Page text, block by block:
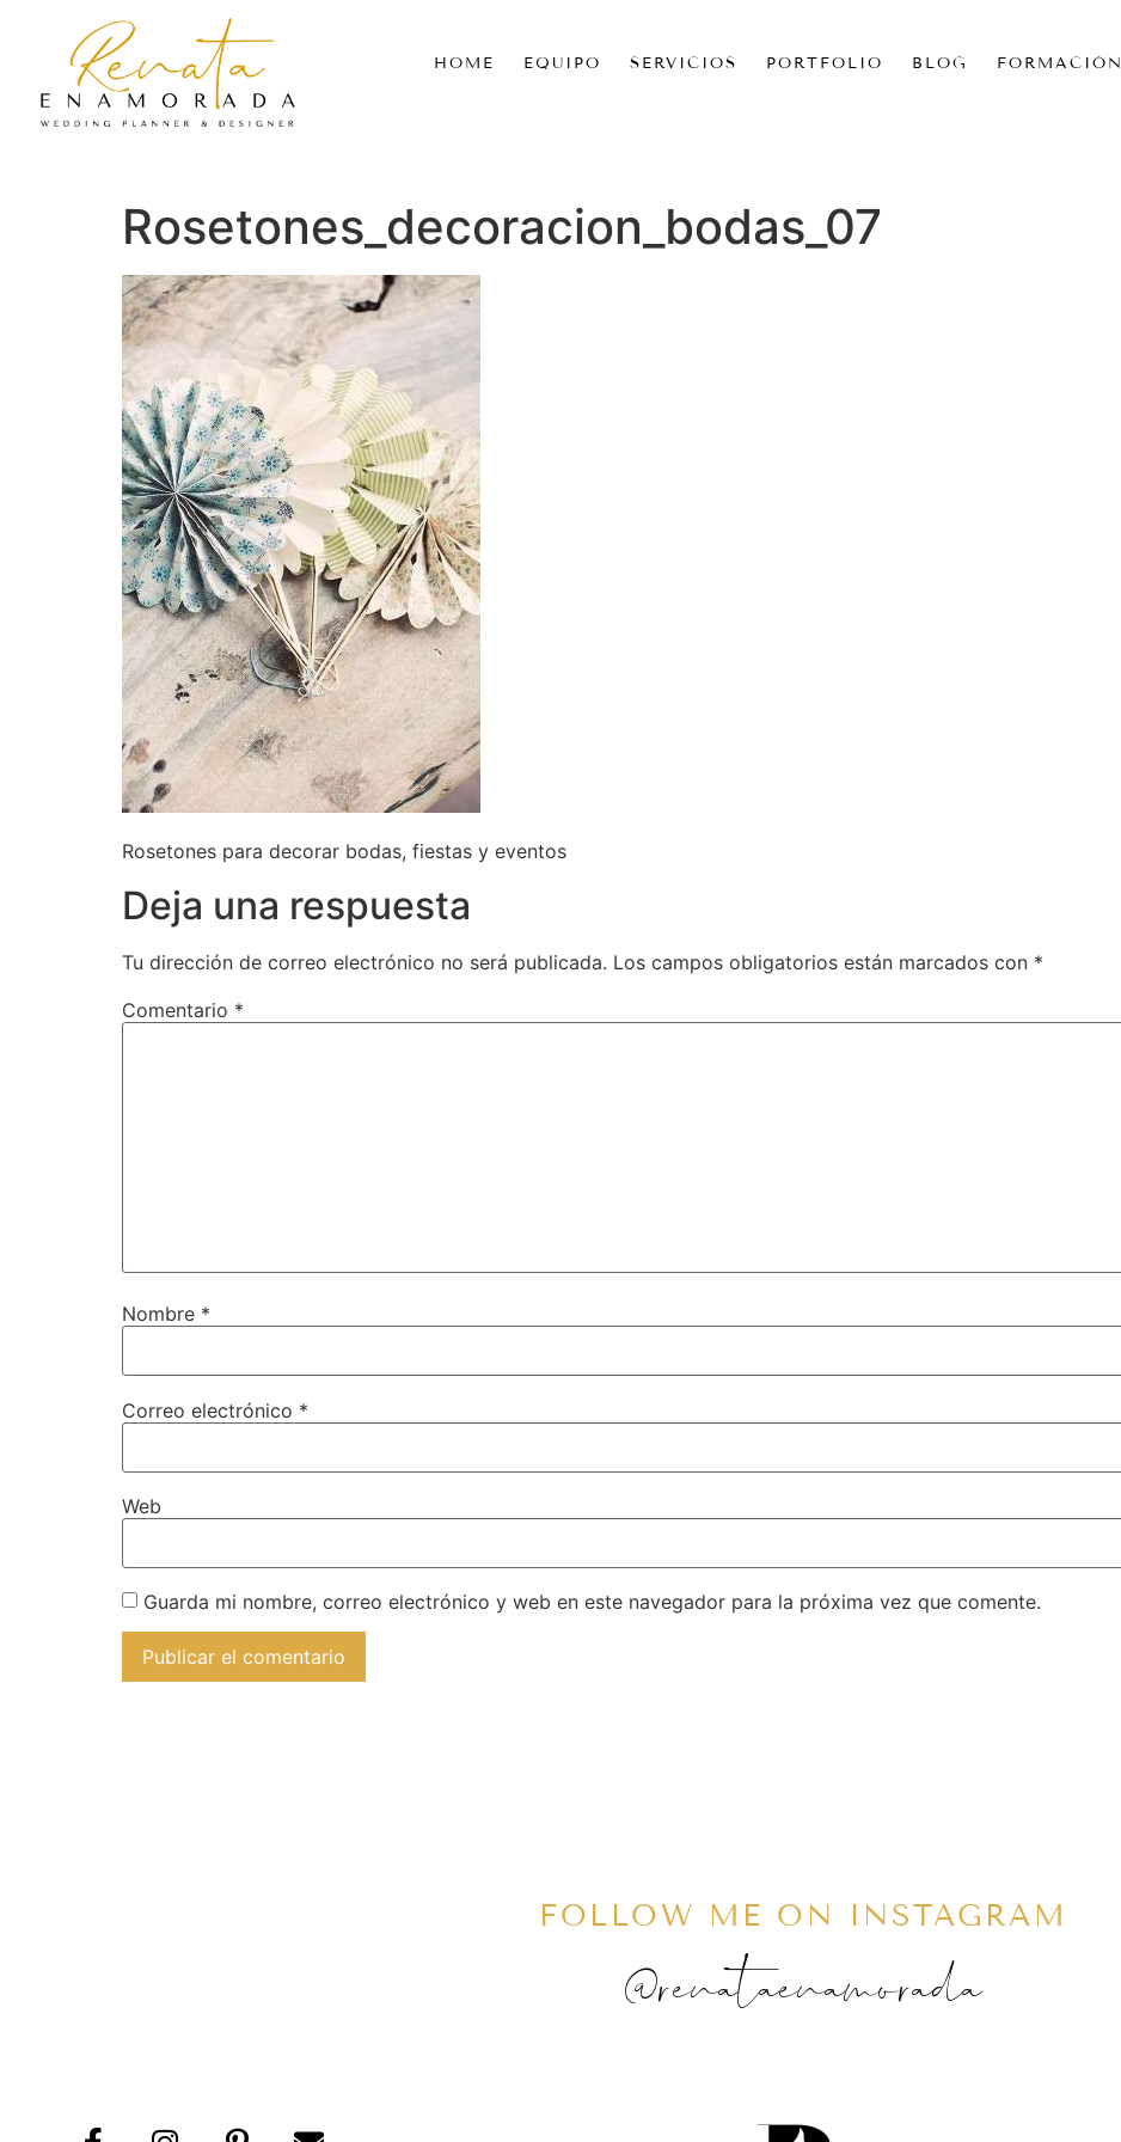
HOME EQUIPO SERVICIOS PORTFOLIO BLOG FORMACIÓN
Rosetones_decoracion_bodas_07
Rosetones para decorar bodas, fiestas y eventos
Deja una respuesta
Tu dirección de correo electrónico no será publicada. Los campos obligatorios están marcados con *
Comentario *
Nombre *
Correo electrónico *
Web
Guarda mi nombre, correo electrónico y web en este navegador para la próxima vez que comente.
FOLLOW ME ON INSTAGRAM
@renataenamorada